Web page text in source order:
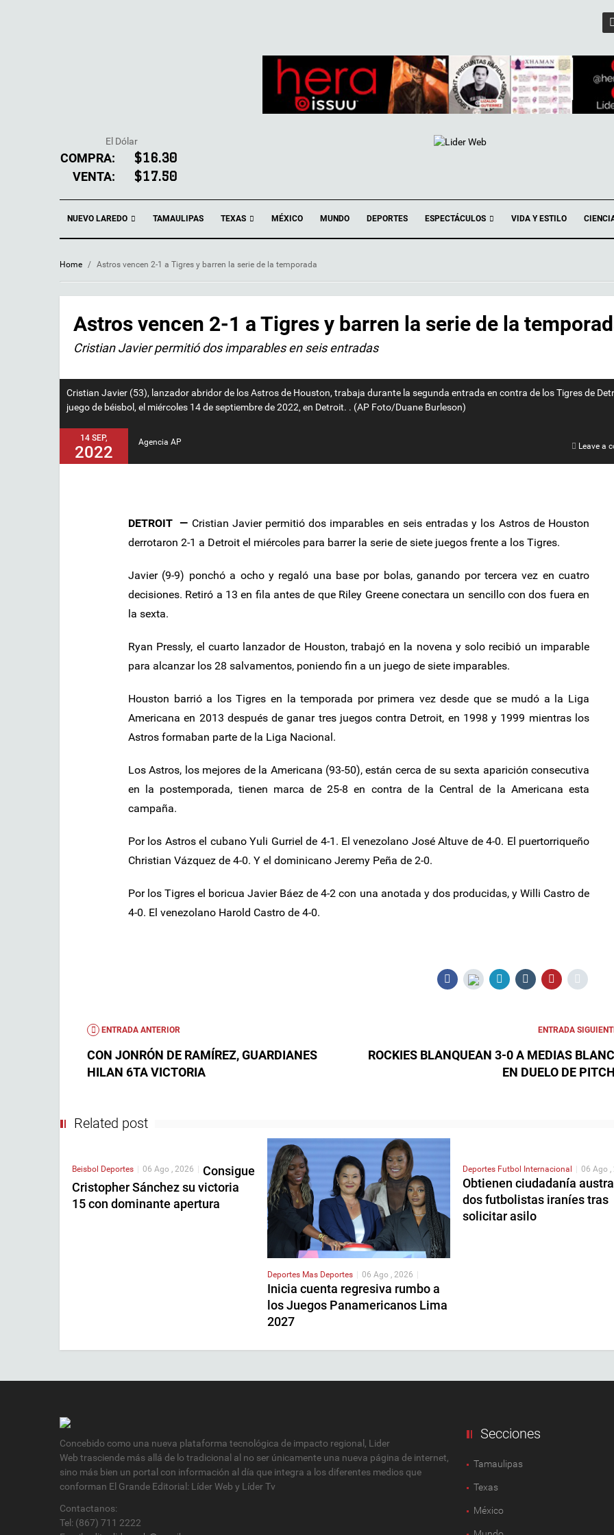
El Dólar
COMPRA: $16.30
VENTA: $17.50
NUEVO LAREDO TAMAULIPAS TEXAS MÉXICO MUNDO DEPORTES ESPECTÁCULOS VIDA Y ESTILO
Home / Astros vencen 2-1 a Tigres y barren la serie de la temporada
Astros vencen 2-1 a Tigres y barren la serie de la
Cristian Javier permitió dos imparables en seis entradas
Cristian Javier (53), lanzador abridor de los Astros de Houston, trabaja durante la segunda entrada en contra de los Tigres de
juego de béisbol, el miércoles 14 de septiembre de 2022, en Detroit. . (AP Foto/Duane Burleson)
14 SEP,
2022
Agencia AP Leave a
DETROIT — Cristian Javier permitió dos imparables en seis entradas y los Astros de Houston
derrotaron 2-1 a Detroit el miércoles para barrer la serie de siete juegos frente a los Tigres.
Javier (9-9) ponchó a ocho y regaló una base por bolas, ganando por tercera vez en cuatro
decisiones. Retiró a 13 en fila antes de que Riley Greene conectara un sencillo con dos fuera en
la sexta.
Ryan Pressly, el cuarto lanzador de Houston, trabajó en la novena y solo recibió un imparable
para alcanzar los 28 salvamentos, poniendo fin a un juego de siete imparables.
Houston barrió a los Tigres en la temporada por primera vez desde que se mudó a la Liga
Americana en 2013 después de ganar tres juegos contra Detroit, en 1998 y 1999 mientras los
Astros formaban parte de la Liga Nacional.
Los Astros, los mejores de la Americana (93-50), están cerca de su sexta aparición consecutiva
en la postemporada, tienen marca de 25-8 en contra de la Central de la Americana esta
campaña.
Por los Astros el cubano Yuli Gurriel de 4-1. El venezolano José Altuve de 4-0. El puertorriqueño
Christian Vázquez de 4-0. Y el dominicano Jeremy Peña de 2-0.
Por los Tigres el boricua Javier Báez de 4-2 con una anotada y dos producidas, y Willi Castro de
4-0. El venezolano Harold Castro de 4-0.
ENTRADA ANTERIOR
CON JONRÓN DE RAMÍREZ, GUARDIANES
HILAN 6TA VICTORIA
ENTRADA
ROCKIES BLANQUEAN 3-0 A MEDIAS
EN DUELO DE
Related post
Beisbol Deportes | 06 Ago , 2026 | Consigue
Cristopher Sánchez su victoria
15 con dominante apertura
Deportes Mas Deportes 06 Ago , 2026
Inicia cuenta regresiva rumbo a
los Juegos Panamericanos Lima
2027
Deportes Futbol Internacional | 06 Ago ,
Obtienen ciudadanía
dos futbolistas iraníes tras
solicitar asilo
Concebido como una nueva plataforma tecnológica de impacto regional, Lider
Web trasciende más allá de lo tradicional al no ser únicamente una nueva página de internet,
sino más bien un portal con información al día que integra a los diferentes medios que
conforman El Grande Editorial: Líder Web y Líder Tv
Contactanos:
Tel: (867) 711 2222
Secciones
Tamaulipas
Texas
México